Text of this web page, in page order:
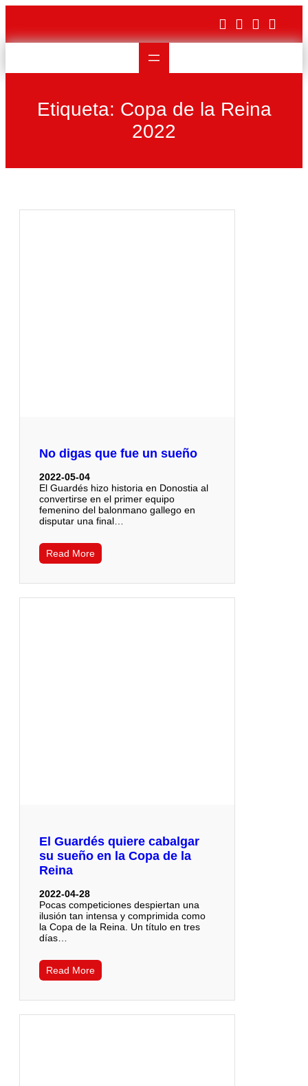
contenido
Etiqueta: Copa de la Reina
2022
No digas que fue un sueño
2022-05-04
El Guardés hizo historia en Donostia al
convertirse en el primer equipo
femenino del balonmano gallego en
disputar una final…
Read More
El Guardés quiere cabalgar
su sueño en la Copa de la
Reina
2022-04-28
Pocas competiciones despiertan una
ilusión tan intensa y comprimida como
la Copa de la Reina. Un título en tres
días…
Read More